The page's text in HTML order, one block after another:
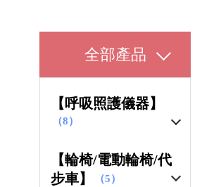
全部產品
【呼吸照護儀器】
（8）
【輪椅/電動輪椅/代
步車】
（5）